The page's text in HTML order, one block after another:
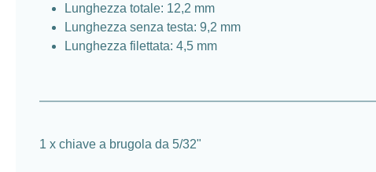
Lunghezza totale: 12,2 mm
Lunghezza senza testa: 9,2 mm
Lunghezza filettata: 4,5 mm
1 x chiave a brugola da 5/32"